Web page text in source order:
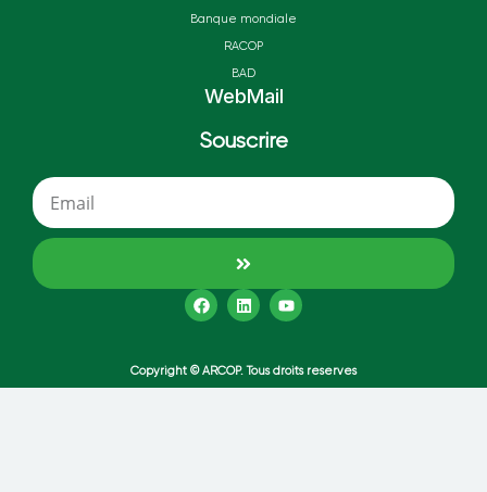
Banque mondiale
RACOP
BAD
WebMail
Souscrire
Copyright © ARCOP. Tous droits reserves